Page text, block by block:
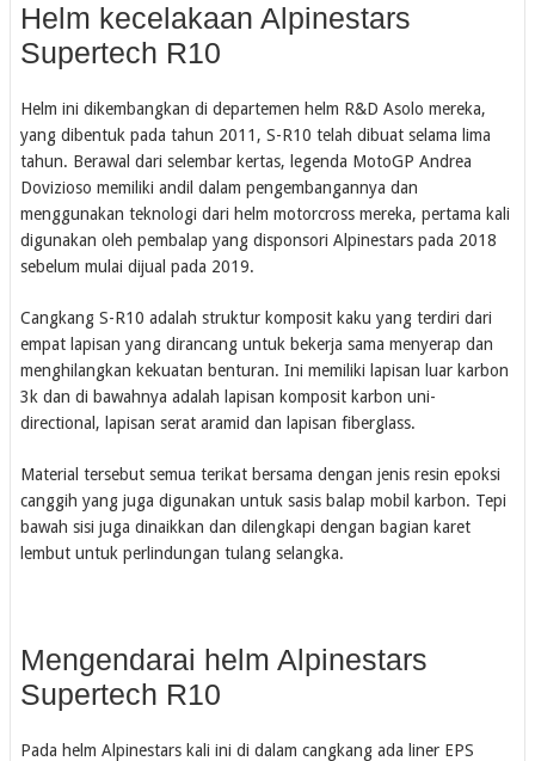
Helm kecelakaan Alpinestars
Supertech R10
Helm ini dikembangkan di departemen helm R&D Asolo mereka,
yang dibentuk pada tahun 2011, S-R10 telah dibuat selama lima
tahun. Berawal dari selembar kertas, legenda MotoGP Andrea
Dovizioso memiliki andil dalam pengembangannya dan
menggunakan teknologi dari helm motorcross mereka, pertama kali
digunakan oleh pembalap yang disponsori Alpinestars pada 2018
sebelum mulai dijual pada 2019.
Cangkang S-R10 adalah struktur komposit kaku yang terdiri dari
empat lapisan yang dirancang untuk bekerja sama menyerap dan
menghilangkan kekuatan benturan. Ini memiliki lapisan luar karbon
3k dan di bawahnya adalah lapisan komposit karbon uni-
directional, lapisan serat aramid dan lapisan fiberglass.
Material tersebut semua terikat bersama dengan jenis resin epoksi
canggih yang juga digunakan untuk sasis balap mobil karbon. Tepi
bawah sisi juga dinaikkan dan dilengkapi dengan bagian karet
lembut untuk perlindungan tulang selangka.
Mengendarai helm Alpinestars
Supertech R10
Pada helm Alpinestars kali ini di dalam cangkang ada liner EPS